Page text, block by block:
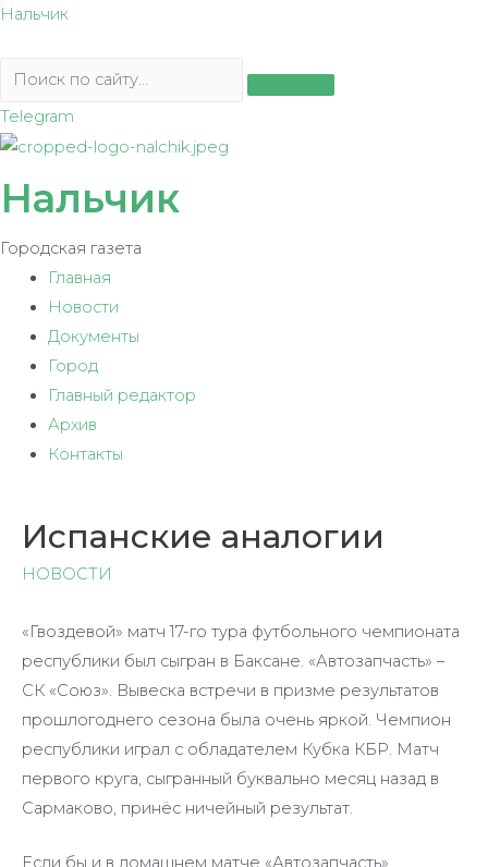
Перейти
содержимому
Нальчик
Telegram
Нальчик
Городская газета
Главная
Новости
Документы
Город
Главный редактор
Архив
Контакты
Испанские аналогии
НОВОСТИ
«Гвоздевой» матч 17-го тура футбольного чемпионата
республики был сыгран в Баксане. «Автозапчасть» –
СК «Союз». Вывеска встречи в призме результатов
прошлогоднего сезона была очень яркой. Чемпион
республики играл с обладателем Кубка КБР. Матч
первого круга, сыгранный буквально месяц назад в
Сармаково, принёс ничейный результат.
Если бы и в домашнем матче «Автозапчасть»